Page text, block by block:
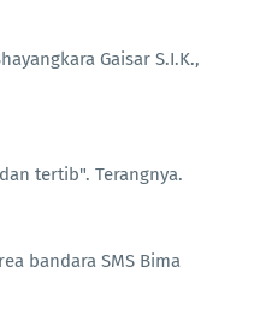
Gaisar S.I.K.,
tertib". Terangnya.
bandara SMS Bima